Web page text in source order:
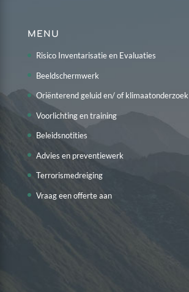
MENU
Risico Inventarisatie en Evaluaties
Beeldschermwerk
Oriënterend geluid en/ of klimaatonderzoek
Voorlichting en training
Beleidsnotities
Advies en preventiewerk
Terrorismedreiging
Vraag een offerte aan